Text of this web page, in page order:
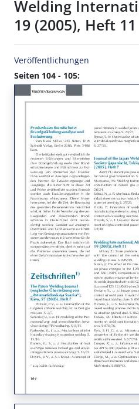
Welding
19 (2005), Heft 11
Veröffentlichungen
Seiten 104 - 105: